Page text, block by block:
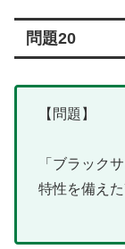
問題20
【問題】
「ブラック
特性を備え